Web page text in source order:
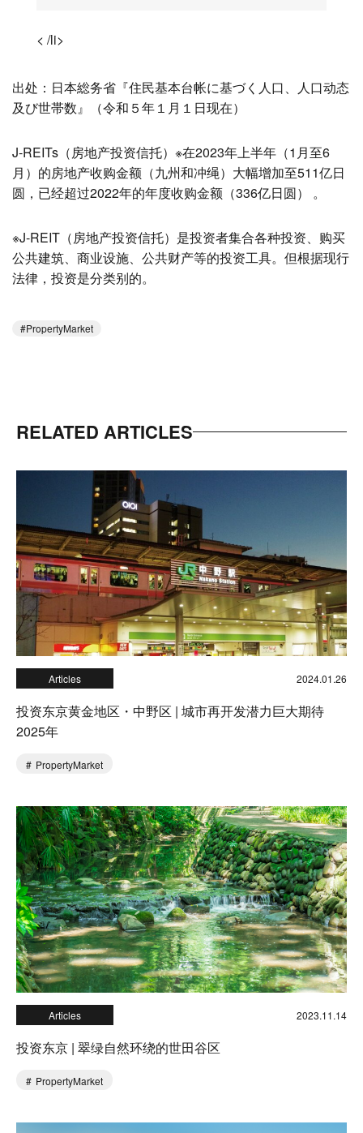
< /li>
出处：日本総务省『住民基本台帐に基づく人口、人口动态
及び世帯数』（令和５年１月１日现在）
J-REITs（房地产投资信托）※在2023年上半年（1月至6
月）的房地产收购金额（九州和冲绳）大幅增加至511亿日
圆，已经超过2022年的年度收购金额（336亿日圆） 。
※J-REIT（房地产投资信托）是投资者集合各种投资、购买
公共建筑、商业设施、公共财产等的投资工具。但根据现行
法律，投资是分类别的。
PropertyMarket
RELATED ARTICLES
Articles 2024.01.26
投资东京黄金地区・中野区 | 城市再开发潜力巨大期待
2025年
PropertyMarket
Articles 2023.11.14
投资东京 | 翠绿自然环绕的世田谷区
PropertyMarket